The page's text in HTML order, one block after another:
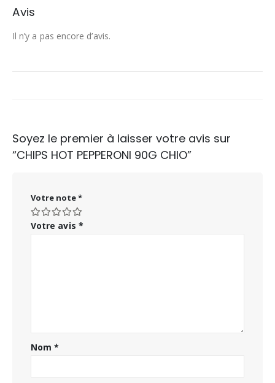
Avis
Il n’y a pas encore d’avis.
Soyez le premier à laisser votre avis sur
“CHIPS HOT PEPPERONI 90G CHIO”
Votre note*
Votre avis *
Nom*